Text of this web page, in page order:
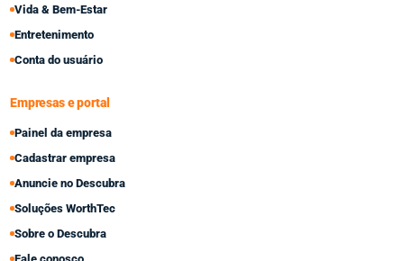
Vida & Bem-Estar
Entretenimento
Conta do usuário
Empresas e portal
Painel da empresa
Cadastrar empresa
Anuncie no Descubra
Soluções WorthTec
Sobre o Descubra